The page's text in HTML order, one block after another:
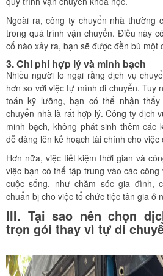
Ngoài ra, công ty chuyển nhà thường
trong quá trình vận chuyển. Điều này
cố nào xảy ra, bạn sẽ được đền bù một
3. Chi phí hợp lý và minh bạch
Nhiều người lo ngại rằng dịch vụ
hơn so với việc tự mình di chuyển. Tuy
toán kỹ lưỡng, bạn có thể nhận
chuyển nhà là rất hợp lý. Công ty dịch
minh bạch, không phát sinh thêm các
dễ dàng lên kế hoạch tài chính cho việc
Hơn nữa, việc tiết kiệm thời gian và
việc bạn có thể tập trung vào các
cuộc sống, như chăm sóc gia đình,
chuẩn bị cho việc tổ chức tiệc tân gia ở
III. Tại sao nên chọn
trọn gói thay vì tự di